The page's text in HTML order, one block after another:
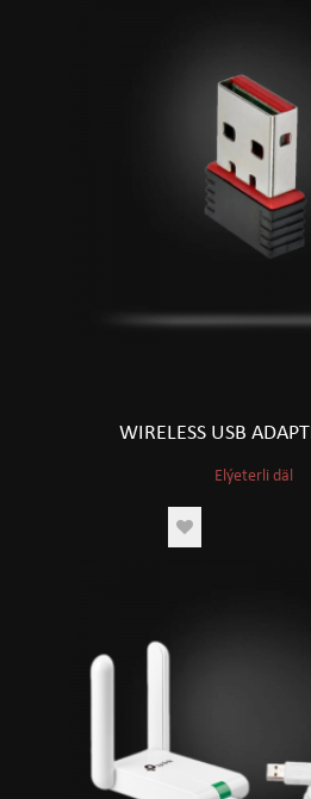
WIRELESS USB
Elýeterli däl